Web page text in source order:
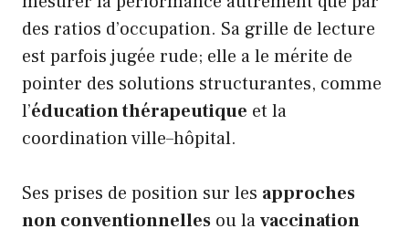
des ratios d’occupation. Sa grille de lecture
est parfois jugée rude; elle a le mérite de
pointer des solutions structurantes, comme
l’éducation thérapeutique et la
coordination ville–hôpital.
Ses prises de position sur les approches
non conventionnelles ou lavaccination